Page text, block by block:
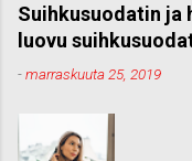
Suihkusuodatin ja
luovu
-marraskuuta 25, 2019